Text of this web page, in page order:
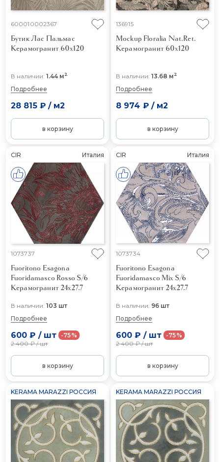
600010002367
Бутик Лас Пальмас
Керамогранит 60x120
В наличии: 1.44 м2
Подробнее
28 815 ₽/ м2
в корзину
136915
Mockup Floralia Nat.Ret.
Керамогранит 60x120
В наличии: 13.68 м2
Подробнее
8 974 ₽/ м2
в корзину
CIR Италия
1073737
Fuoritono Esagona
Fuoridamasco Rosso S/6
Керамогранит 24x27.7
В наличии: 103 шт
Подробнее
600 ₽ / шт
2 400 ₽/шт
-75%
в корзину
CIR Италия
1073734
Fuoritono Esagona
Fuoridamasco Mix S/6
Керамогранит 24x27.7
В наличии: 96 шт
Подробнее
600 ₽ / шт
2 400 ₽/шт
-75%
в корзину
KERAMA MARAZZI РОССИЯ KERAMA MARAZZI РОССИЯ